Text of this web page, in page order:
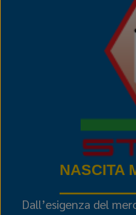
NASCITA
Dall’esigenza del